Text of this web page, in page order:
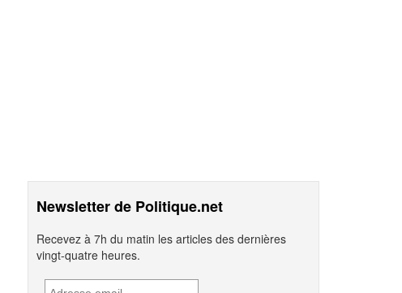
Newsletter de Politique.net
Recevez à 7h du matin les articles des dernières
vingt-quatre heures.